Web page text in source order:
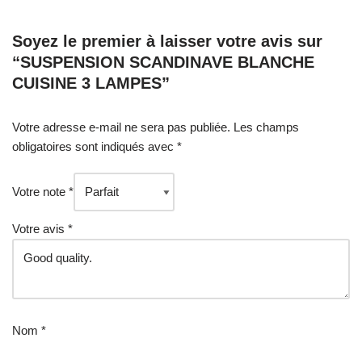
Soyez le premier à laisser votre avis sur
“SUSPENSION SCANDINAVE BLANCHE
CUISINE 3 LAMPES”
Votre adresse e-mail ne sera pas publiée. Les champs
obligatoires sont indiqués avec *
Votre note *
Votre avis *
Nom *